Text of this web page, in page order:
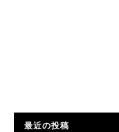
最近の投稿